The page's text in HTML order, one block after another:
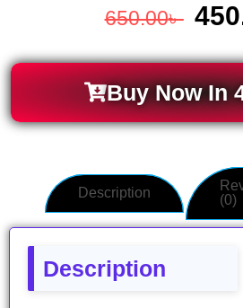
650.00৳
Buy Now In
Description
(0)
Description